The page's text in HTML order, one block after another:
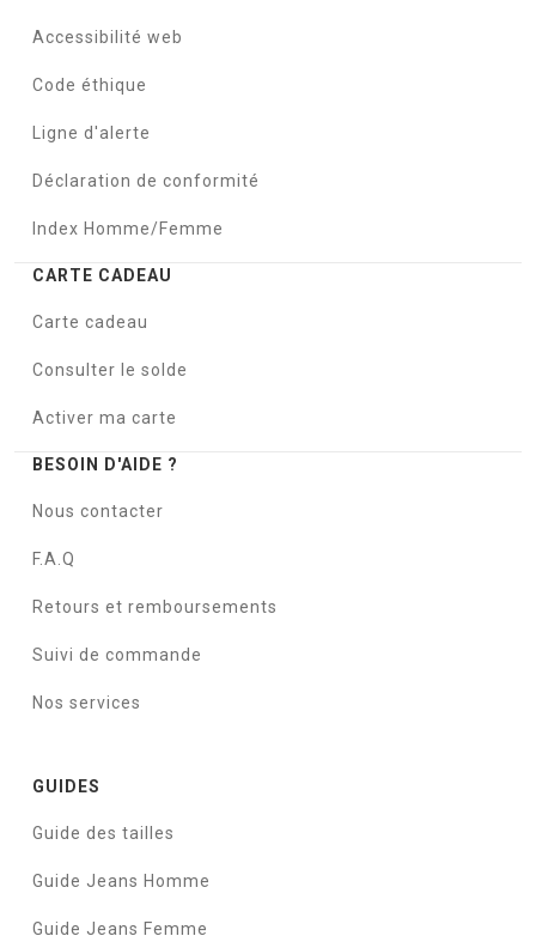
Accessibilité web
Code éthique
Ligne d'alerte
Déclaration de conformité
Index Homme/Femme
CARTE CADEAU
Carte cadeau
Consulter le solde
Activer ma carte
BESOIN D'AIDE ?
Nous contacter
F.A.Q
Retours et remboursements
Suivi de commande
Nos services
GUIDES
Guide des tailles
Guide Jeans Homme
Guide Jeans Femme